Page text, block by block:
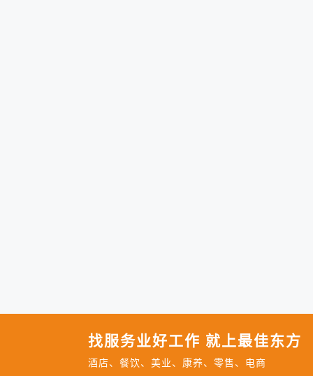
找服务业好工作 就上最佳东方
酒店、餐饮、美业、康养、零售、电商